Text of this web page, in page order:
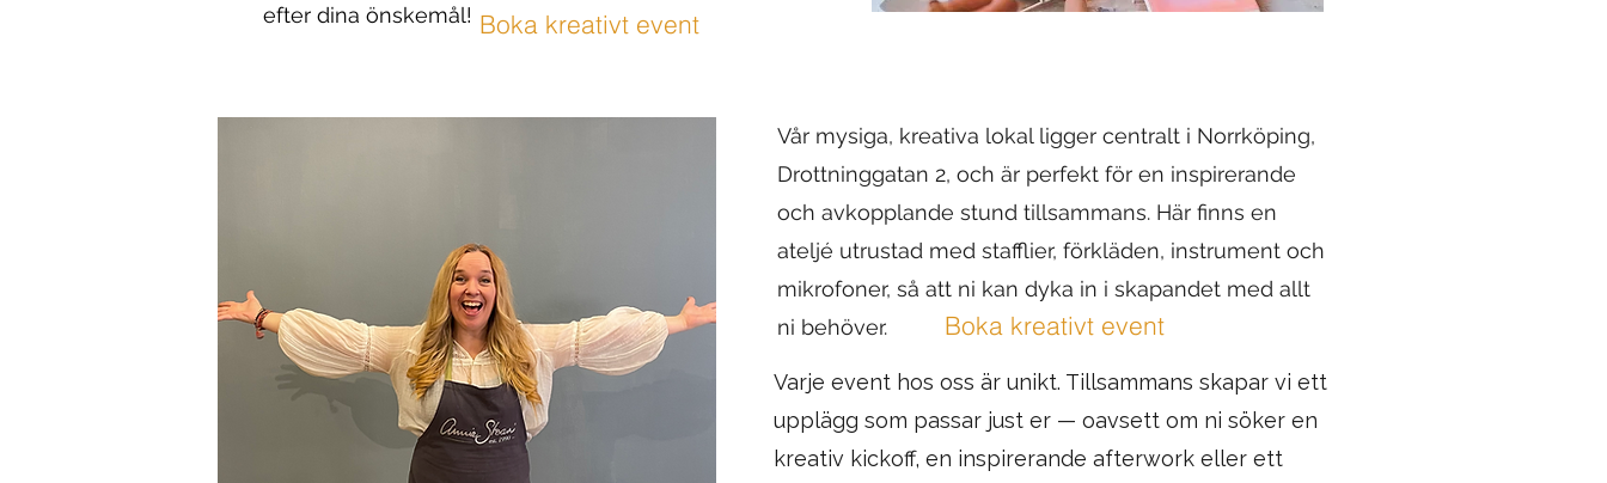
efter dina önskemål! Boka kreativt event
Vår mysiga, kreativa lokal ligger centralt i Norrköping,
Drottninggatan 2, och är perfekt för en inspirerande
och avkopplande stund tillsammans. Här finns en
ateljé utrustad med stafflier, förkläden, instrument och
mikrofoner, så att ni kan dyka in i skapandet med allt
ni behöver.
Boka kreativt event
​Varje event hos oss är unikt. Tillsammans skapar vi ett
upplägg som passar just er — oavsett om ni söker en
kreativ kickoff, en inspirerande afterwork eller ett